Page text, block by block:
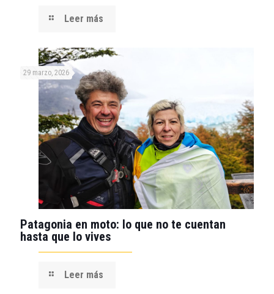
Leer más
29 marzo, 2026
Patagonia en moto: lo que no te cuentan
hasta que lo vives
Leer más